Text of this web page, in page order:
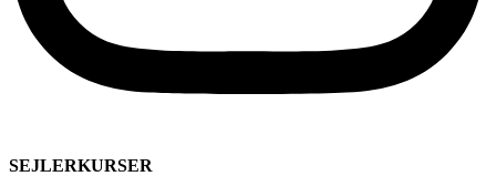
SEJLERKURSER